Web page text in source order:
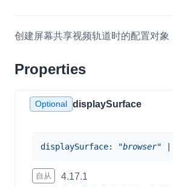
创建屏幕共享视频轨道时的配置对象
Properties
Optional displaySurface
displaySurface: "browser"
自从
4.17.1